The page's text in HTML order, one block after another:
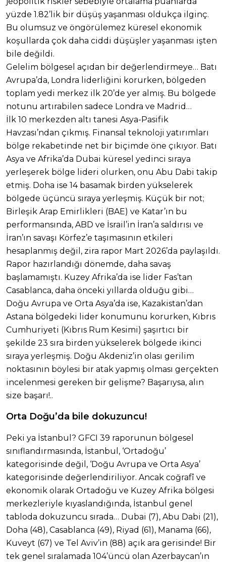
yüzde 1.82’lik bir düşüş yaşanması oldukça ilginç.
Bu olumsuz ve öngörülemez küresel ekonomik
koşullarda çok daha ciddi düşüşler yaşanması işten
bile değildi.
Gelelim bölgesel açıdan bir değerlendirmeye… Batı
Avrupa’da, Londra liderliğini korurken, bölgeden
toplam yedi merkez ilk 20’de yer almış. Bu bölgede
notunu artırabilen sadece Londra ve Madrid…
İlk 10 merkezden altı tanesi Asya-Pasifik
Havzası’ndan çıkmış. Finansal teknoloji yatırımları
bölge rekabetinde net bir biçimde öne çıkıyor. Batı
Asya ve Afrika’da Dubai küresel yedinci sıraya
yerleşerek bölge lideri olurken, onu Abu Dabi takip
etmiş. Doha ise 14 basamak birden yükselerek
bölgede üçüncü sıraya yerleşmiş. Küçük bir not;
Birleşik Arap Emirlikleri (BAE) ve Katar’ın bu
performansında, ABD ve İsrail’in İran’a saldırısı ve
İran’ın savaşı Körfez’e taşımasının etkileri
hesaplanmış değil, zira rapor Mart 2026’da paylaşıldı.
Rapor hazırlandığı dönemde, daha savaş
başlamamıştı. Kuzey Afrika’da ise lider Fas’tan
Casablanca, daha önceki yıllarda olduğu gibi…
Doğu Avrupa ve Orta Asya’da ise, Kazakistan’dan
Astana bölgedeki lider konumunu korurken, Kıbrıs
Cumhuriyeti (Kıbrıs Rum Kesimi) şaşırtıcı bir
şekilde 23 sıra birden yükselerek bölgede ikinci
sıraya yerleşmiş. Doğu Akdeniz’in olası gerilim
noktasının böylesi bir atak yapmış olması gerçekten
incelenmesi gereken bir gelişme? Başarıysa, alın
size başarı!..
Orta Doğu’da bile dokuzuncu!
Peki ya İstanbul? GFCI 39 raporunun bölgesel
sınıflandırmasında, İstanbul, ‘Ortadoğu’
kategorisinde değil, ‘Doğu Avrupa ve Orta Asya’
kategorisinde değerlendiriliyor. Ancak coğrafî ve
ekonomik olarak Ortadoğu ve Kuzey Afrika bölgesi
merkezleriyle kıyaslandığında, İstanbul genel
tabloda dokuzuncu sırada… Dubai (7), Abu Dabi (21),
Doha (48), Casablanca (49), Riyad (61), Manama (66),
Kuveyt (67) ve Tel Aviv’in (88) açık ara gerisinde! Bir
tek genel sıralamada 104’üncü olan Azerbaycan’ın